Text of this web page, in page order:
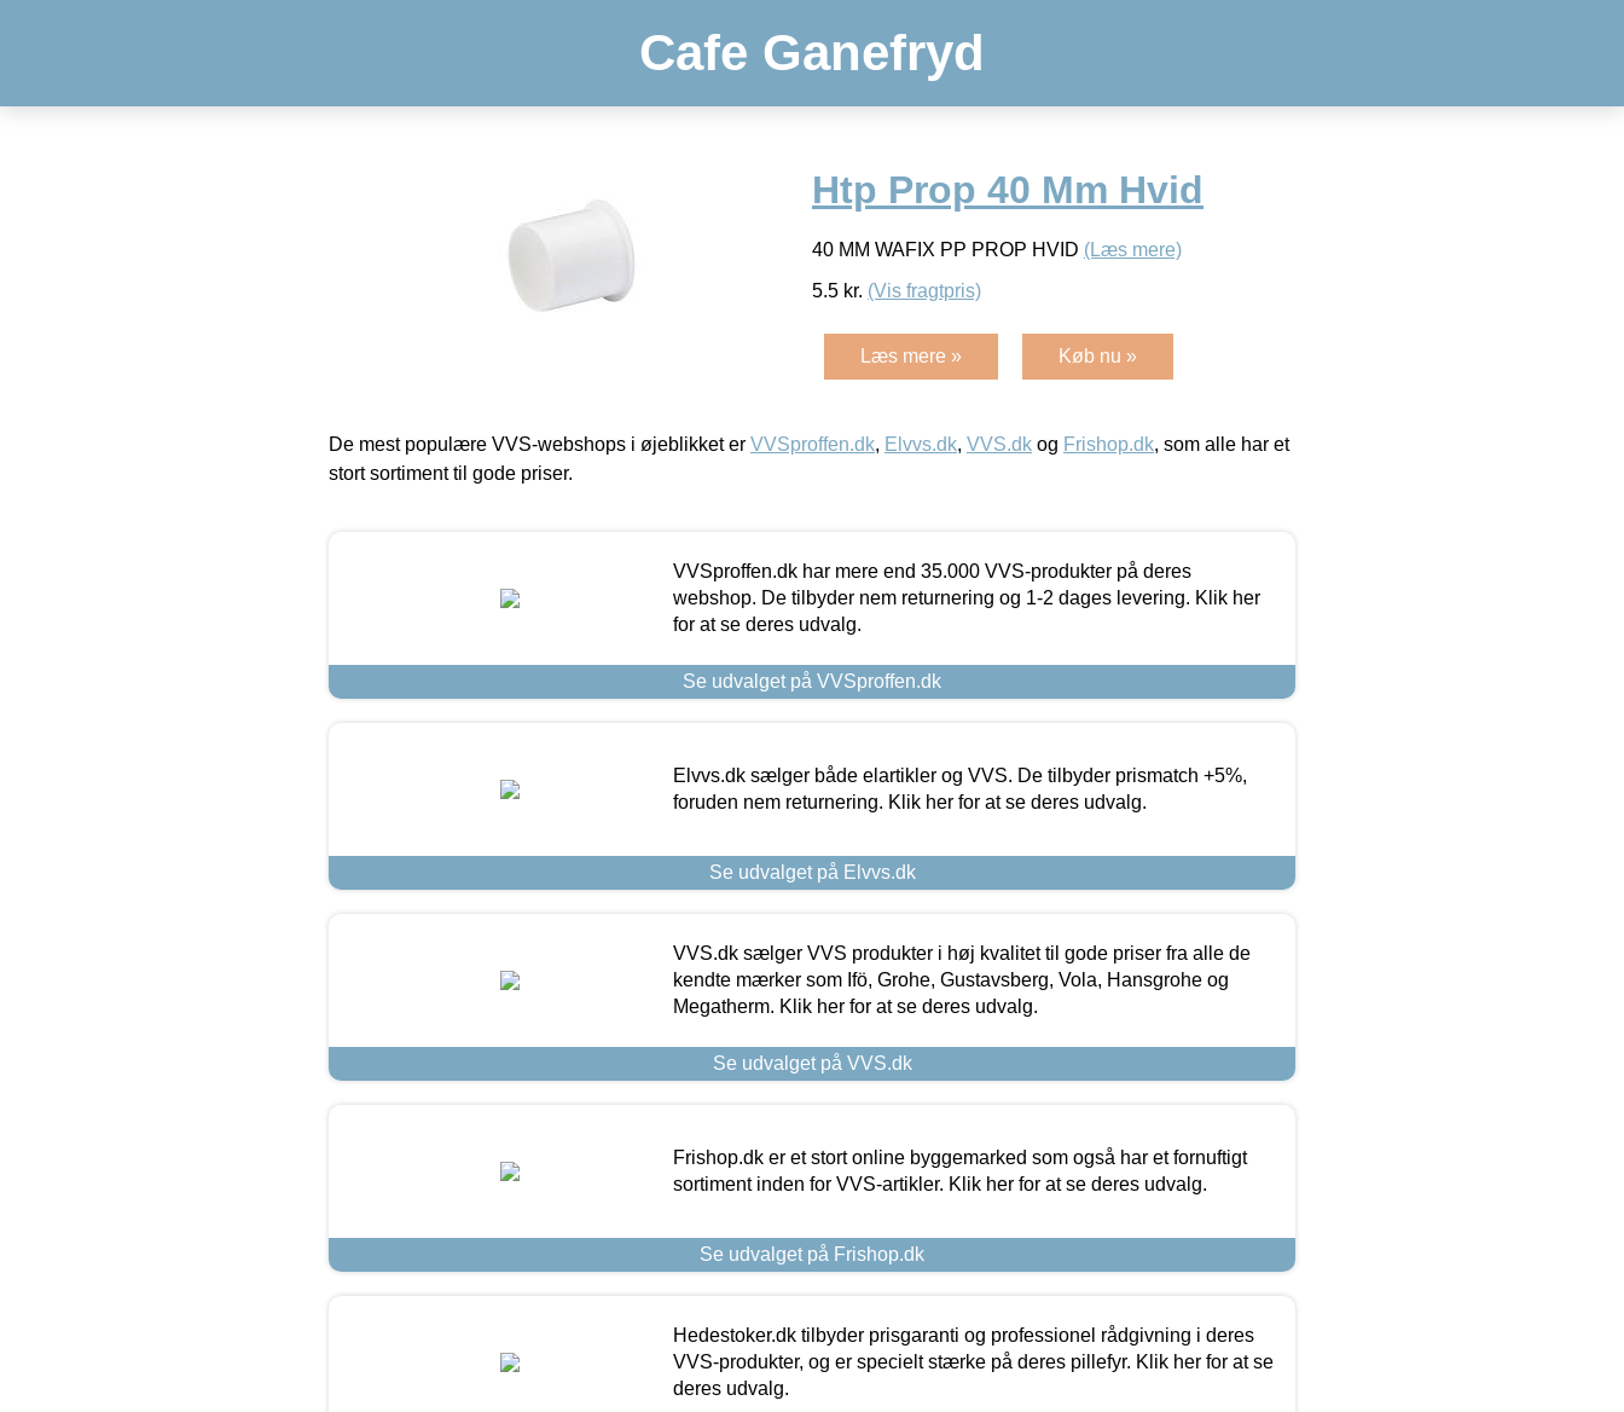
Cafe Ganefryd
Htp Prop 40 Mm Hvid
40 MM WAFIX PP PROP HVID (Læs mere)
5.5 kr. (Vis fragtpris)
Læs mere » Køb nu »
De mest populære VVS-webshops i øjeblikket er VVSproffen.dk, Elvvs.dk, VVS.dk og Frishop.dk, som alle har et
stort sortiment til gode priser.
VVSproffen.dk har mere end 35.000 VVS-produkter på deres
webshop. De tilbyder nem returnering og 1-2 dages levering. Klik her
for at se deres udvalg.
Se udvalget på VVSproffen.dk
Elvvs.dk sælger både elartikler og VVS. De tilbyder prismatch +5%,
foruden nem returnering. Klik her for at se deres udvalg.
Se udvalget på Elvvs.dk
VVS.dk sælger VVS produkter i høj kvalitet til gode priser fra alle de
kendte mærker som Ifö, Grohe, Gustavsberg, Vola, Hansgrohe og
Megatherm. Klik her for at se deres udvalg.
Se udvalget på VVS.dk
Frishop.dk er et stort online byggemarked som også har et fornuftigt
sortiment inden for VVS-artikler. Klik her for at se deres udvalg.
Se udvalget på Frishop.dk
Hedestoker.dk tilbyder prisgaranti og professionel rådgivning i deres
VVS-produkter, og er specielt stærke på deres pillefyr. Klik her for at se
deres udvalg.